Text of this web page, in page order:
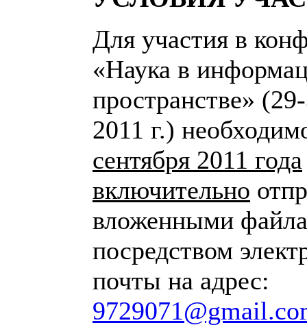
Для участия в
«Наука в
пространстве»
2011 г.)
сентября 2011 года
включительно
вложенными
посредством
почты на адрес: